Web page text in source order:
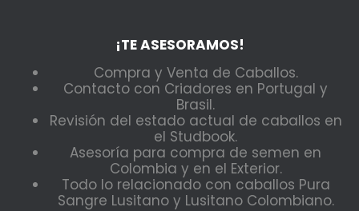
¡TE ASESORAMOS!
Compra y Venta de Caballos.
Contacto con Criadores en Portugal y
Brasil.
Revisión del estado actual de caballos en
el Studbook.
Asesoría para compra de semen en
Colombia y en el Exterior.
Todo lo relacionado con caballos Pura
Sangre Lusitano y Lusitano Colombiano.